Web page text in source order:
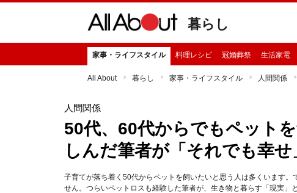
暮らし
家事・ライフスタイル 料理レシピ 冠婚葬祭 生活家電
All About 暮らし 家事・ライフスタイル 人間関係
人間関係
50代、60代からでもペット
しんだ筆者が「それでも幸せ
子育てが落ち着く50代からペットを飼いたいと思う人は多くいます
せん。つらいペットロスも経験した筆者が、生き物と暮らす「現実